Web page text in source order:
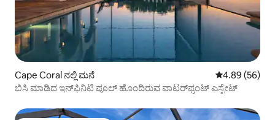
Cape Coral ನಲ್ಲಿ ಮನೆ 5 ರಲ್ಲಿ 4.89
4.89 (56)
ಬಿಸಿ ಮಾಡಿದ ಇನ್‌ಫಿನಿಟಿ ಪೂಲ್ ಹೊಂದಿರುವ ವಾಟರ್‌ಫ್ರಂಟ್ ಎಸ್ಟೇಟ್